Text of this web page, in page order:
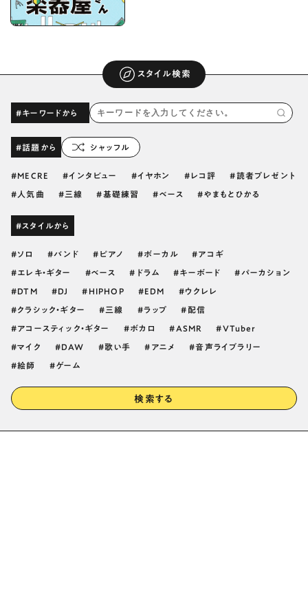
スタイル検索
#キーワードから
#話題から シャッフル
MECRE インタビュー イヤホン レコ評 読者プレゼント
人気曲 三線 基礎練習 ベース やまもとひかる
#スタイルから
ソロ バンド ピアノ ボーカル アコギ
エレキ・ギター ベース ドラム キーボード パーカション
DTM DJ HIPHOP EDM ウクレレ
クラシック・ギター 三線 ラップ 配信
アコースティック・ギター ボカロ ASMR VTuber
マイク DAW 歌い手 アニメ 音声ライブラリー
絵師 ゲーム
検索する